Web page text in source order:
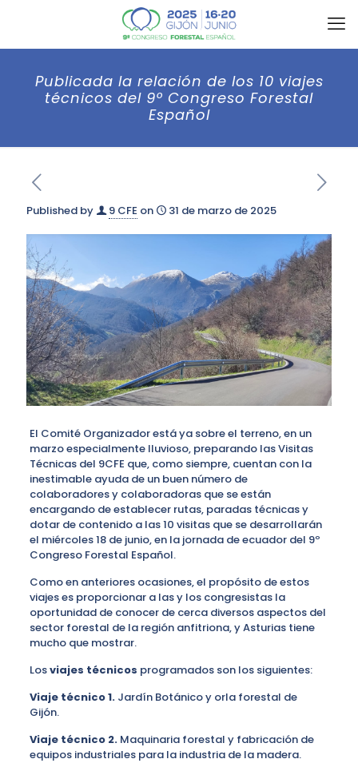
Publicada la relación de los 10 viajes
técnicos del 9º Congreso Forestal
Español
Published by 9 CFE on 31 de marzo de 2025
El Comité Organizador está ya sobre el terreno, en un
marzo especialmente lluvioso, preparando las Visitas
Técnicas del 9CFE que, como siempre, cuentan con la
inestimable ayuda de un buen número de
colaboradores y colaboradoras que se están
encargando de establecer rutas, paradas técnicas y
dotar de contenido a las 10 visitas que se desarrollarán
el miércoles 18 de junio, en la jornada de ecuador del 9º
Congreso Forestal Español.
Como en anteriores ocasiones, el propósito de estos
viajes es proporcionar a las y los congresistas la
oportunidad de conocer de cerca diversos aspectos del
sector forestal de la región anfitriona, y Asturias tiene
mucho que mostrar.
Losviajes técnicos programados son los siguientes:
Viaje técnico 1.Jardín Botánico y orla forestal de
Gijón.
Viaje técnico2.Maquinaria forestal y fabricación de
equipos industriales para la industria de la madera.